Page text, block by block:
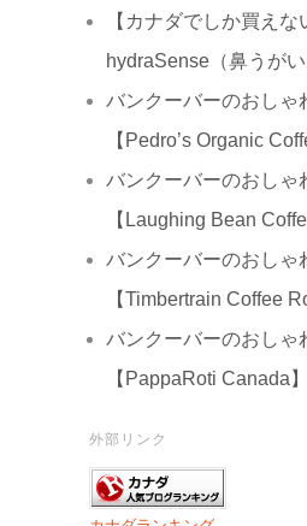
【カナダでしか買えな
hydraSense（鼻うがい
バンクーバーのおしゃ
【Pedro’s Organic
バンクーバーのおしゃ
【Laughing Bean Coffe
バンクーバーのおしゃ
【Timbertrain Coffee
バンクーバーのおしゃ
【PappaRoti Canada】
外部リンク